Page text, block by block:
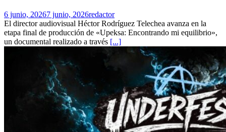
6 junio, 20267 junio, 2026redactor
El director audiovisual Héctor Rodríguez Telechea avanza en la
etapa final de producción de «Upeksa: Encontrando mi equilibrio»,
un documental realizado a través [...]